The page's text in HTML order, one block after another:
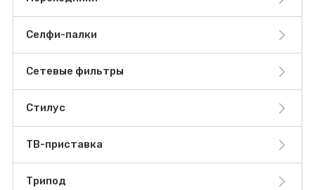
Селфи-палки
Сетевые фильтры
Стилус
ТВ-приставка
Трипод